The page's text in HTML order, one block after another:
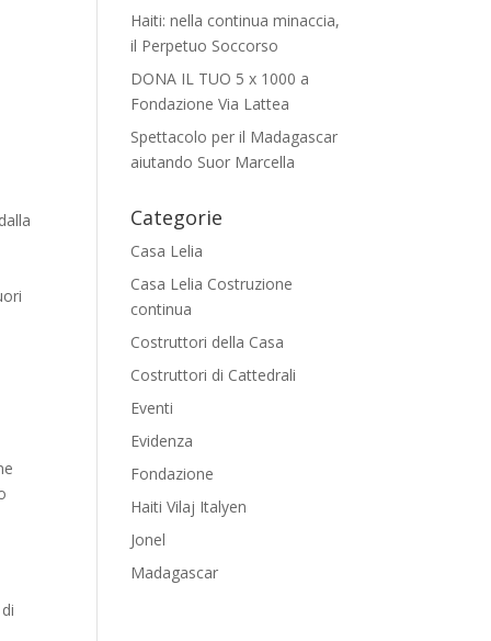
Haiti: nella continua minaccia,
il Perpetuo Soccorso
DONA IL TUO 5 x 1000 a
Fondazione Via Lattea
Spettacolo per il Madagascar
aiutando Suor Marcella
Categorie
Casa Lelia
Casa Lelia Costruzione
continua
Costruttori della Casa
Costruttori di Cattedrali
Eventi
Evidenza
Fondazione
Haiti Vilaj Italyen
Jonel
Madagascar